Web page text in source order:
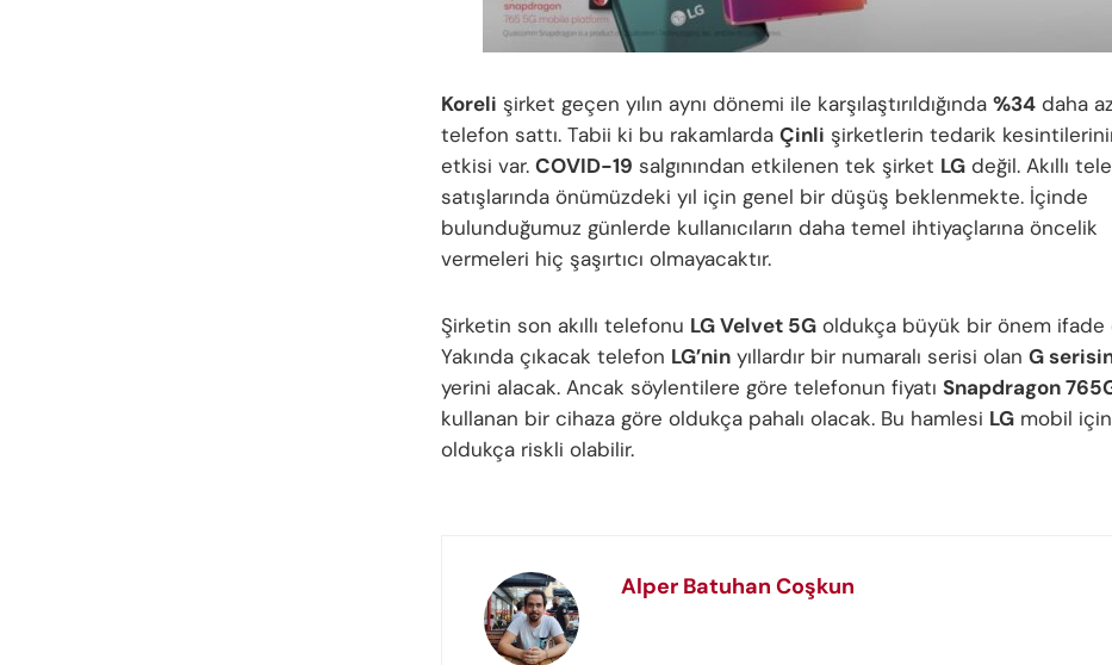
Koreli şirket geçen yılın aynı dönemi ile karşılaştırıldığında %34 daha
telefon sattı. Tabii ki bu rakamlarda Çinli şirketlerin tedarik
etkisi var. COVID-19 salgınından etkilenen tek şirket LG değil. Akıllı
satışlarında önümüzdeki yıl için genel bir düşüş beklenmekte. İçinde
bulunduğumuz günlerde kullanıcıların daha temel ihtiyaçlarına öncelik
vermeleri hiç şaşırtıcı olmayacaktır.
Şirketin son akıllı telefonu LG Velvet 5G oldukça büyük bir önem ifade
Yakında çıkacak telefon LG’nin yıllardır bir numaralı serisi olan G
yerini alacak. Ancak söylentilere göre telefonun fiyatı Snapdragon
kullanan bir cihaza göre oldukça pahalı olacak. Bu hamlesi LG mobil için
oldukça riskli olabilir.
Alper Batuhan Coşkun